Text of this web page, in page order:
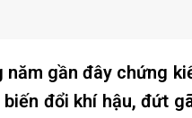
gần đây chứng
đổi khí hậu, đứt